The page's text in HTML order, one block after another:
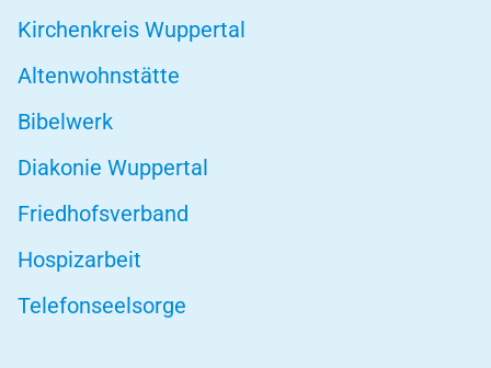
Kirchenkreis Wuppertal
Altenwohnstätte
Bibelwerk
Diakonie Wuppertal
Friedhofsverband
Hospizarbeit
Telefonseelsorge